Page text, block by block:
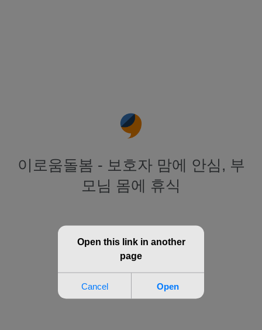
이로움돌봄 - 보호자 맘에 안심, 부
모님 몸에 휴식